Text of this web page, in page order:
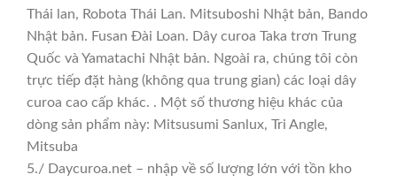
Thái lan, Robota Thái Lan. Mitsuboshi Nhật bản, Bando
Nhật bản. Fusan Đài Loan. Dây curoa Taka trơn Trung
Quốc và Yamatachi Nhật bản. Ngoài ra, chúng tôi còn
trực tiếp đặt hàng (không qua trung gian) các loại dây
curoa cao cấp khác. . Một số thương hiệu khác của
dòng sản phẩm này: Mitsusumi Sanlux, Tri Angle,
Mitsuba
5./ Daycuroa.net – nhập về số lượng lớn với tồn kho